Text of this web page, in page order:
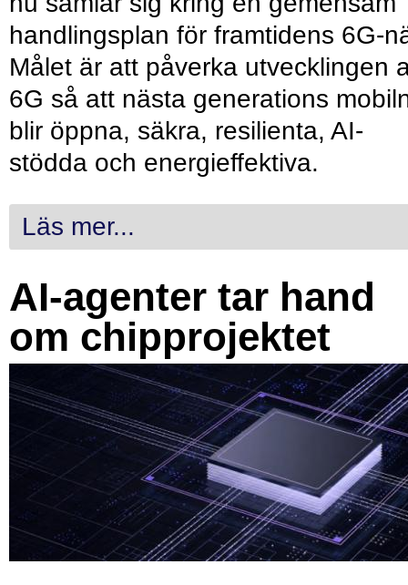
handlingsplan för framtidens 6G-
Målet är att påverka utvecklingen
6G så att nästa generations
blir öppna, säkra, resilienta, AI-
stödda och energieffektiva.
Läs mer...
AI-agenter tar hand
om chipprojektet